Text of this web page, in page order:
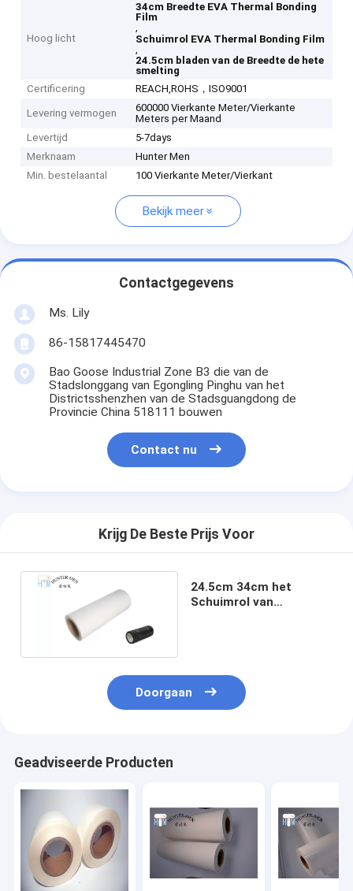
Hoog licht
34cm Breedte EVA Thermal Bonding
Film
,
Schuimrol EVA Thermal Bonding Film
,
24.5cm bladen van de Breedte de hete
smelting
Certificering
REACH,ROHS，ISO9001
Levering vermogen
600000 Vierkante Meter/Vierkante
Meters per Maand
Levertijd
5-7days
Merknaam
Hunter Men
Min. bestelaantal
100 Vierkante Meter/Vierkant
Bekijk meer
Contactgegevens
Ms. Lily
86-15817445470
Bao Goose Industrial Zone B3 die van de
Stadslonggang van Egongling Pinghu van het
Districtsshenzhen van de Stadsguangdong de
Provincie China 518111 bouwen
Contact nu
Krijg De Beste Prijs Voor
24.5cm 34cm het
Schuimrol van
Doorgaan
Geadviseerde Producten